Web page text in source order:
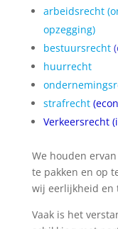
arbeidsrecht
opzegging)
bestuursrecht
huurrecht
strafrecht
Verkeersrecht
We houden
te pakken en op
wij eerlijkheid en
Vaak is het